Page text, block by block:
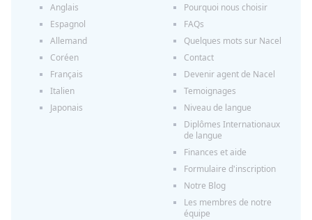
Anglais
Espagnol
Allemand
Coréen
Français
Italien
Japonais
Pourquoi nous choisir
FAQs
Quelques mots sur Nacel
Contact
Devenir agent de Nacel
Temoignages
Niveau de langue
Diplômes Internationaux
de langue
Finances et aide
Formulaire d'inscription
Notre Blog
Les membres de notre
équipe